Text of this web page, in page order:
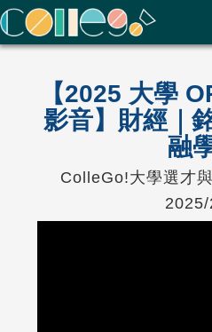
ColleGo! 大學選才與高中育才輔助
【2025 大學
影音】財經｜
融
ColleGo!大學選才